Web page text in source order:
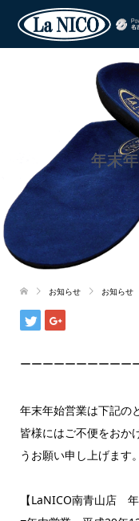
年末
お知らせ お知らせ
ーーーーーーーーーー
年末年始営業は下記の
皆様にはご不便をおか
うお願い申し上げます。
【LaNICO南青山店 年